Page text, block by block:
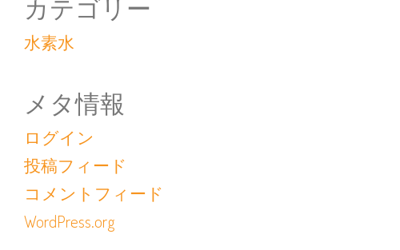
カテゴリー
水素水
メタ情報
ログイン
投稿フィード
コメントフィード
WordPress.org